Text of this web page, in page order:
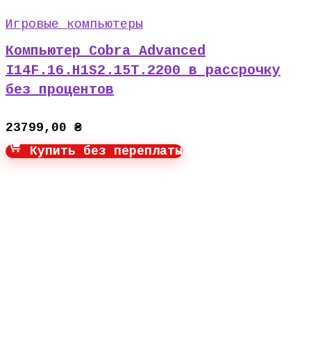
Игровые компьютеры
Компьютер Cobra Advanced
I14F.16.H1S2.15T.2200 в рассрочку
без процентов
23799,00 ₴
Купить без переплаты